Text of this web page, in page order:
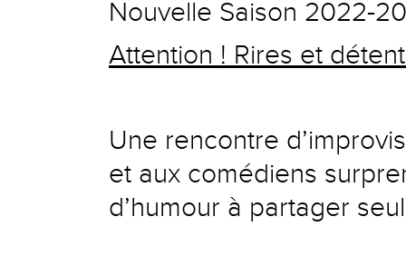
Nouvelle Saison 2022-
Attention ! Rires et
Une rencontre
et aux comédiens
d’humour à partager